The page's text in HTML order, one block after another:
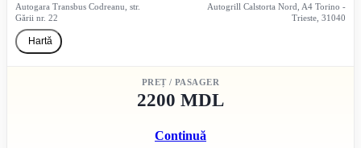
Autogara Transbus Codreanu, str.
Gării nr. 22
Hartă
Autogrill Calstorta Nord, A4 Torino -
Trieste, 31040
PREȚ / PASAGER
2200 MDL
Continuă